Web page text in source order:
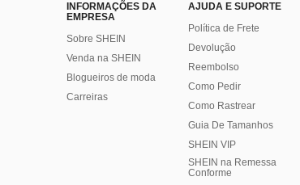
INFORMAÇÕES DA
EMPRESA
Sobre SHEIN
Venda na SHEIN
Blogueiros de moda
Carreiras
AJUDA E SUPORTE
Política de Frete
Devolução
Reembolso
Como Pedir
Como Rastrear
Guia De Tamanhos
SHEIN VIP
SHEIN na Remessa
Conforme